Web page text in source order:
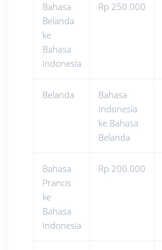
Bahasa
Belanda
ke
Bahasa
Indonesia
Rp 250.000
Belanda
Bahasa
Indonesia
ke Bahasa
Belanda
Bahasa
Prancis
ke
Bahasa
Indonesia
Rp 200.000